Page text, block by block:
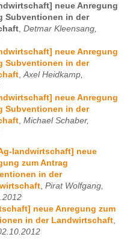
neue Anregung
Subventionen in der
Detmar Kleensang,
neue Anregung
Subventionen in der
Axel Heidkamp,
neue Anregung
Subventionen in der
Michael Schaber,
landwirtschaft] neue
zum Antrag
in der
, Pirat Wolfgang,
neue Anregung zum
in der Landwirtschaft,